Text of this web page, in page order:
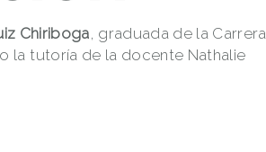
Chiriboga , graduada de la Carrera
la tutoría de la docente Nathalie